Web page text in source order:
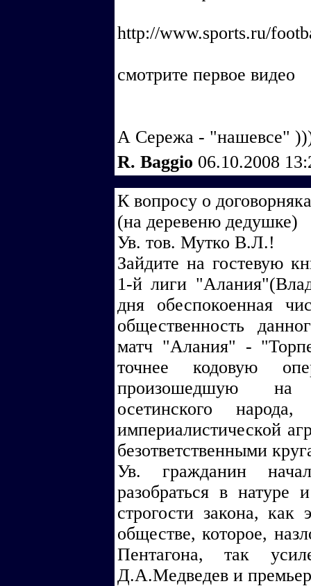
http://www.sports.ru/
смотрите первое видео
А Сережа - "нашевсе"
R. Baggio 06.10.2008
К вопросу о
(на деревеню дедушке)
Ув. тов. Мутко В.Л.!
Зайдите на гостевую
1-й лиги
дня обеспокоенная
общественность
матч "Алания" -
точнее кодовую
произошедшую на
осетинского
империалистической
безответственными
Ув. гражданин
разобраться в
строгости закона, как
обществе, которое,
Пентагона, так
Д.А.Медведев и